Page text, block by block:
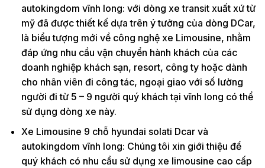
autokingdom vĩnh long: với dòng xe transit xuất xứ từ
mỹ đã được thiết kế dựa trên ý tưởng của dòng DCar,
là biểu tượng mới về công nghệ xe Limousine, nhằm
đáp ứng nhu cầu vận chuyển hành khách của các
doanh nghiệp khách sạn, resort, công ty hoặc dành
cho nhân viên đi công tác, ngoại giao với số lường
người đi từ 5 – 9 người quý khách tại vĩnh long có thể
sử dụng dòng xe này.
Xe Limousine 9 chỗ hyundai solati Dcar và
autokingdom vĩnh long: Chúng tôi xin giới thiệu để
quý khách có nhu cầu sử dụng xe limousine cao cấp